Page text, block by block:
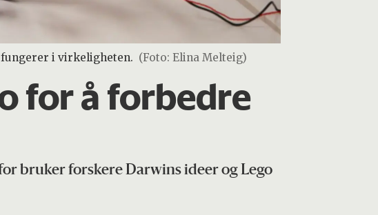
i virkeligheten. (Foto: Elina Melteig)
for å forbedre
bruker forskere Darwins ideer og Lego